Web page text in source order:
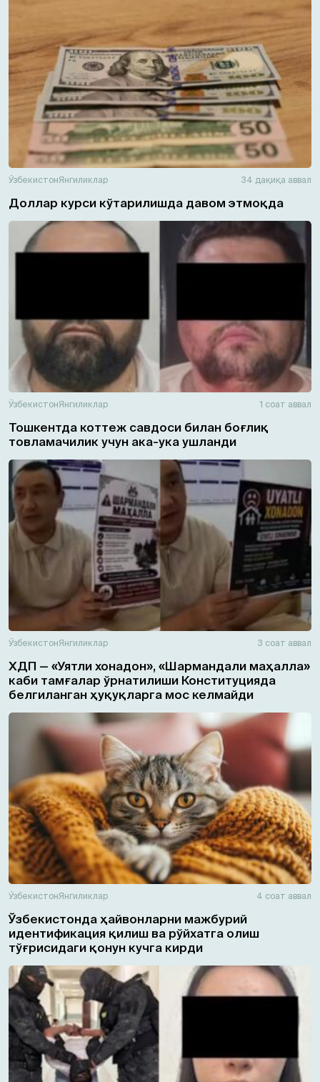
ЎзбекистонЯнгиликлар 34 дақиқа аввал
Доллар курси кўтарилишда давом этмоқда
ЎзбекистонЯнгиликлар 1 соат аввал
Тошкентда коттеж савдоси билан боғлиқ
товламачилик учун ака-ука ушланди
ЎзбекистонЯнгиликлар 3 соат аввал
ХДП — «Уятли хонадон», «Шармандали маҳалла»
каби тамғалар ўрнатилиши Конституцияда
белгиланган ҳуқуқларга мос келмайди
ЎзбекистонЯнгиликлар 4 соат аввал
Ўзбекистонда ҳайвонларни мажбурий
идентификация қилиш ва рўйхатга олиш
тўғрисидаги қонун кучга кирди